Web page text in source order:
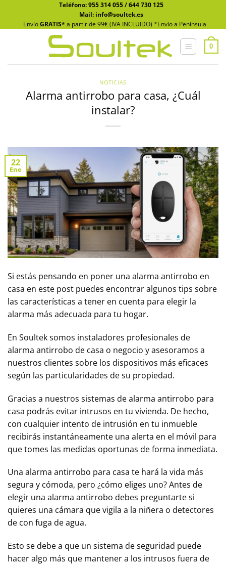
contenido
Teléfono:955 314 055/644 730 125
Mail: info@soultek.es
EnvíoGRATIS* a partir de 99€ (IVA INCLUIDO) *Envío a Península
0
NOTICIAS
Alarma antirrobo para casa, ¿Cuál
instalar?
22
Ene
Si estás pensando en poner una alarma antirrobo en
casa en este post puedes encontrar algunos tips sobre
las características a tener en cuenta para elegir la
alarma más adecuada para tu hogar.
En Soultek somos instaladores profesionales de
alarma antirrobo de casa o negocio y asesoramos a
nuestros clientes sobre los dispositivos más eficaces
según las particularidades de su propiedad.
Gracias a nuestros sistemas de alarma antirrobo para
casa podrás evitar intrusos en tu vivienda. De hecho,
con cualquier intento de intrusión en tu inmueble
recibirás instantáneamente una alerta en el móvil para
que tomes las medidas oportunas de forma inmediata.
Una alarma antirrobo para casa te hará la vida más
segura y cómoda, pero ¿cómo eliges uno? Antes de
elegir una alarma antirrobo debes preguntarte si
quieres una cámara que vigila a la niñera o detectores
de con fuga de agua.
Esto se debe a que un sistema de seguridad puede
hacer algo más que mantener a los intrusos fuera de